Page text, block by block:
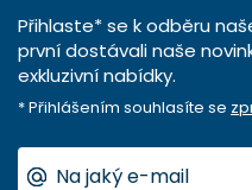
Přihlaste* se k odběru
první dostávali naše
exkluzivní nabídky.
* Přihlášením souhlasíte se